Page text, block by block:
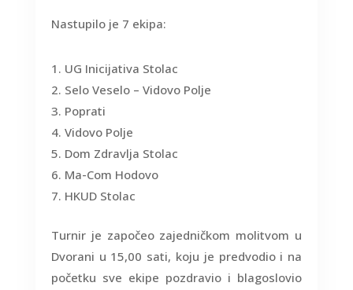
Nastupilo je 7 ekipa:
UG Inicijativa Stolac
Selo Veselo – Vidovo Polje
Poprati
Vidovo Polje
Dom Zdravlja Stolac
Ma-Com Hodovo
HKUD Stolac
Turnir je započeo zajedničkom molitvom u
Dvorani u 15,00 sati, koju je predvodio i na
početku sve ekipe pozdravio i blagoslovio